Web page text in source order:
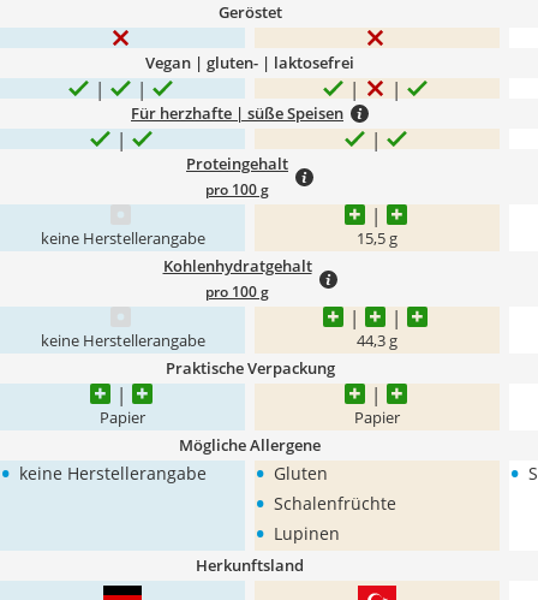
Geröstet
Vegan | gluten- | laktosefrei
Für herzhafte | süße Speisen
Proteingehalt
pro 100 g
keine Herstellerangabe 15,5 g
Kohlenhydratgehalt
pro 100 g
keine Herstellerangabe 44,3 g
Praktische Verpackung
Papier Papier
Mögliche Allergene
• keine Herstellerangabe • Gluten
• Schalenfrüchte
• Lupinen
•
Herkunftsland